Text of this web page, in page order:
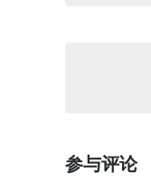
参与评论